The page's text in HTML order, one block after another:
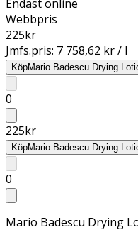
Endast online
Webbpris
225kr
Jmfs.pris: 7 758,62 kr / l
KöpMario Badescu Drying
0
225kr
KöpMario Badescu Drying
0
Mario Badescu Drying